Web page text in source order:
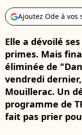
Ajoutez Ode à vos
Elle a dévoilé
primes. Mais
éliminée de
vendredi
Mouillerac. Un
programme de
fait pas prier